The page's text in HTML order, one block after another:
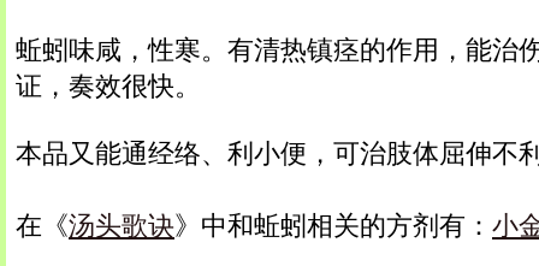
蚯蚓味咸，性寒。有清热镇痉的作用，能治
证，奏效很快。
本品又能通经络、利小便，可治肢体屈伸不
在《汤头歌诀》中和蚯蚓相关的方剂有： 小